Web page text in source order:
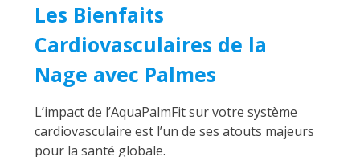
Les Bienfaits
Cardiovasculaires de la
Nage avec Palmes
L’impact de l’AquaPalmFit sur votre système
cardiovasculaire est l’un de ses atouts majeurs
pour la santé globale.